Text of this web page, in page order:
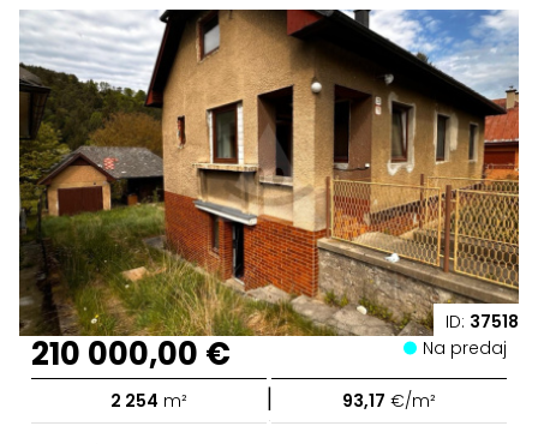
ID: 37518
210 000,00 € Na predaj
2 254 m² | 93,17 €/m²